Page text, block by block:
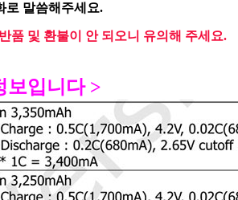
로 말씀해주세요.
품 및 환불이 안 되오니 유의해 주세요.
보입니다 >